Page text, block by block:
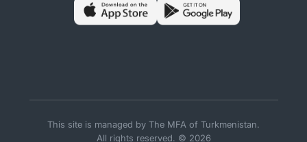
This site is managed by The MFA of Turkmenistan.
All rights reserved. © 2026